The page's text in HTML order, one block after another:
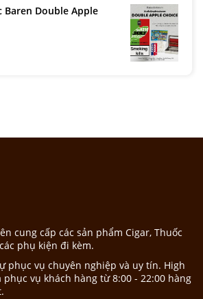
Baren Double Apple
cung cấp các sản phẩm Cigar, Thuốc
phụ kiện đi kèm.
phục vụ chuyên nghiệp và uy tín. High
vụ khách hàng từ 8:00 - 22:00 hàng